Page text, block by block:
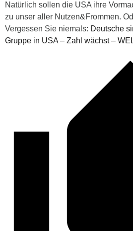
Natürlich sollen die USA ihre
zu unser aller Nutzen&Frommen.
Vergessen Sie niemals: Deutsche
Gruppe in USA – Zahl wächst –